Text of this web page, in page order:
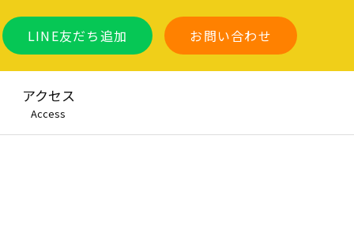
LINE友だち追加 お問い合わせ
アクセス
Access